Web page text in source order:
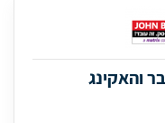
והאקינג